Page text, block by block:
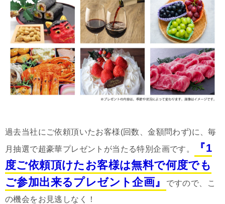
過去当社にご依頼頂いたお客様(回数、金額問わず)に、毎
月抽選で超豪華プレゼントが当たる特別企画です。
『1
度ご依頼頂けたお客様は無料で何度でも
ご参加出来るプレゼント企画』
ですので、こ
の機会をお見逃しなく！